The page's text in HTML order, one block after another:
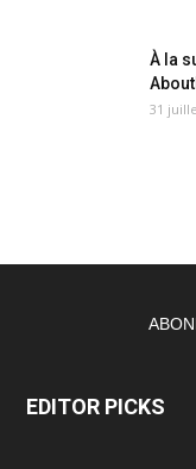
À la
31
EDITOR PICKS